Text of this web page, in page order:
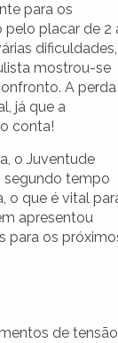
para os
placar de 2
dificuldades,
mostrou-se
A perda
já que a
conta!
o Juventude
segundo tempo
o que é vital
apresentou
para os
de